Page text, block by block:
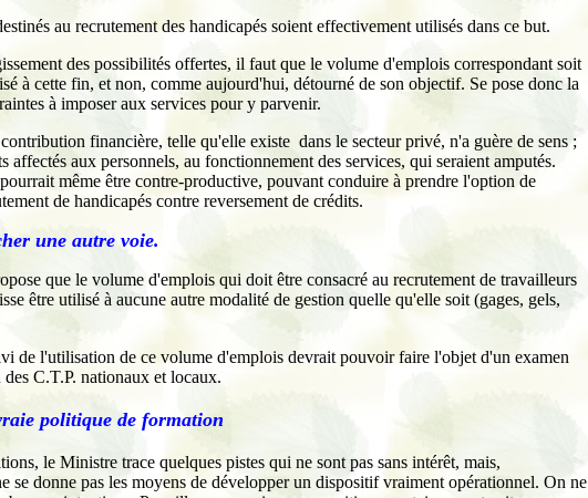
au recrutement des handicapés soient effectivement utilisés dans ce but.
des possibilités offertes, il faut que le volume d'emplois correspondant soit
à cette fin, et non, comme aujourd'hui, détourné de son objectif. Se pose donc la
à imposer aux services pour y parvenir.
financière, telle qu'elle existe dans le secteur privé, n'a guère de sens ;
affectés aux personnels, au fonctionnement des services, qui seraient amputés.
même être contre-productive, pouvant conduire à prendre l'option de
de handicapés contre reversement de crédits.
une autre voie.
que le volume d'emplois qui doit être consacré au recrutement de travailleurs
être utilisé à aucune autre modalité de gestion quelle qu'elle soit (gages, gels,
de l'utilisation de ce volume d'emplois devrait pouvoir faire l'objet d'un examen
C.T.P. nationaux et locaux.
politique de formation
le Ministre trace quelques pistes qui ne sont pas sans intérêt, mais,
se donne pas les moyens de développer un dispositif vraiment opérationnel. On ne